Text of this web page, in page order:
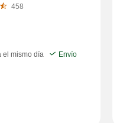
458
el mismo día
Envío